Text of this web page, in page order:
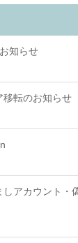
知らせ
移転のお知らせ
しアカウント・